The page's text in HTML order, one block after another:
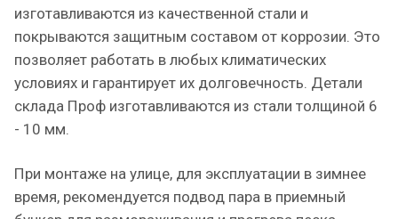
изготавливаются из качественной стали и
покрываются защитным составом от коррозии. Это
позволяет работать в любых климатических
условиях и гарантирует их долговечность. Детали
склада Проф изготавливаются из стали толщиной 6
- 10 мм.
При монтаже на улице, для эксплуатации в зимнее
время, рекомендуется подвод пара в приемный